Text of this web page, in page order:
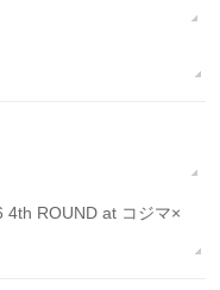
4th ROUND at コジマ×